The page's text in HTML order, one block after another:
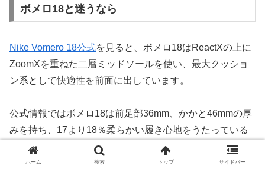
ボメロ18と迷うなら
Nike Vomero 18公式を見ると、ボメロ18はReactXの上に
ZoomXを重ねた二層ミッドソールを使い、最大クッショ
ン系として快適性を前面に出しています。
公式情報ではボメロ18は前足部36mm、かかと46mmの厚
みを持ち、17より18％柔らかい履き心地をうたっている
ため、ペガサス42とはそもそもの優先順位が違います。
ホーム 検索 トップ サイドバー